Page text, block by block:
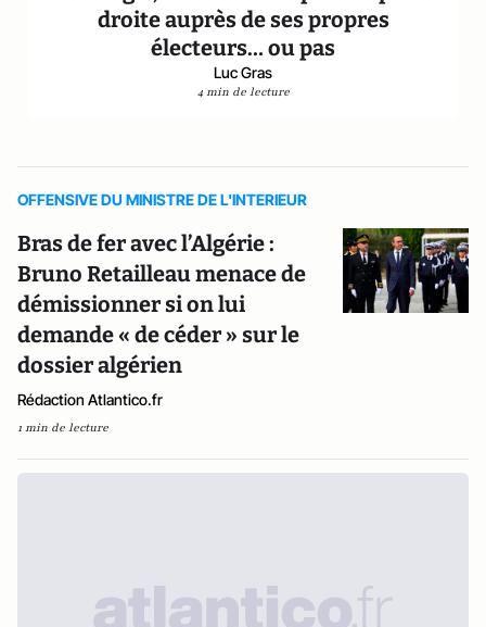
droite auprès de ses propres
électeurs… ou pas
Luc Gras
4 min de lecture
OFFENSIVE DU MINISTRE DE L'INTERIEUR
Bras de fer avec l’Algérie :
Bruno Retailleau menace de
démissionner si on lui
demande « de céder » sur le
dossier algérien
Rédaction Atlantico.fr
1 min de lecture